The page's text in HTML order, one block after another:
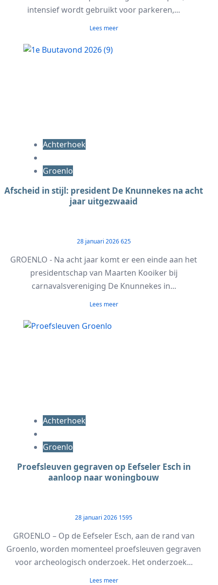
intensief wordt gebruikt voor parkeren,...
Lees meer
Achterhoek
Groenlo
Afscheid in stijl: president De Knunnekes na acht
jaar uitgezwaaid
28 januari 2026625
GROENLO - Na acht jaar komt er een einde aan het
presidentschap van Maarten Kooiker bij
carnavalsvereniging De Knunnekes in...
Lees meer
Achterhoek
Groenlo
Proefsleuven gegraven op Eefseler Esch in
aanloop naar woningbouw
28 januari 2026 1595
GROENLO – Op de Eefseler Esch, aan de rand van
Groenlo, worden momenteel proefsleuven gegraven
voor archeologisch onderzoek. Het onderzoek...
Lees meer